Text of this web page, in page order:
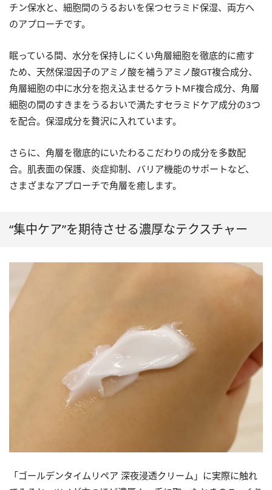
チン保水と、細胞間のうるおいを保つセラミド保湿、両方へ
のアプローチです。
眠っている間、水分を保持しにくい角層細胞を徹底的に癒す
ため、天然保湿因子のアミノ酸を補うアミノ酸GT複合成分、
角層細胞の中に水分を抱え込ませるケラトMF複合成分、角層
細胞の間のすきまをうるおいで満たすセラミドケア成分の3つ
を配合。保湿成分を贅沢に入れています。
さらに、角層を徹底的にいたわるこだわりの成分を多数配
合。肌表面の保護、炎症抑制、バリア機能のサポートなど、
さまざまなアプローチで角層を癒します。
“集中ケア”を期待させる濃厚なテクスチャー
「ゴールデンタイムリペア 深夜浸透クリーム」に実際に触れ